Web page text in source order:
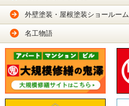
外壁塗装・屋根塗装ショールーム
名工物語